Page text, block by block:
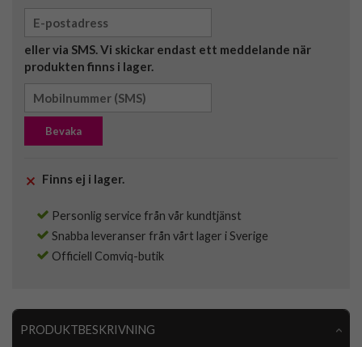
eller via SMS. Vi skickar endast ett meddelande när
produkten finns i lager.
Bevaka
Finns ej i lager.
Personlig service från vår kundtjänst
Snabba leveranser från vårt lager i Sverige
Officiell Comviq-butik
PRODUKTBESKRIVNING